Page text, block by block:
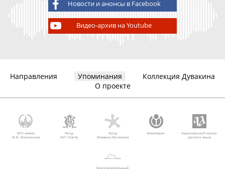
Новости и анонсы в Facebook
Видео-архив на Youtube
Направления Упоминания
Коллекция Дувакина
О проекте
МГУ имени
М.В. Ломоносова
Фонд
AVC Charity
Фонд
Михаила Прохорова
Викимедиа
Национальный корпус
русского языка
Благотворительный